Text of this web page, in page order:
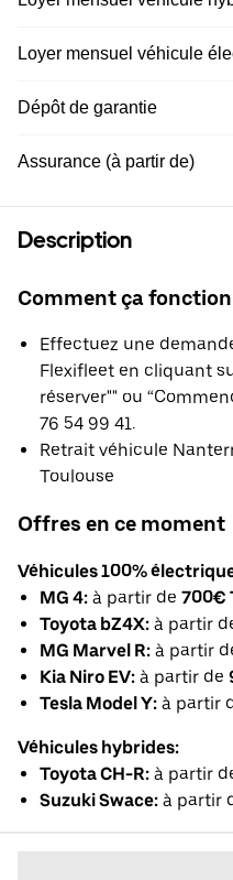
Loyer mensuel véhicule
Dépôt de garantie
Assurance (à partir de)
Description
Comment ça
Effectuez une
Flexifleet en cliquant
réserver"" ou
76 54 99 41.
Retrait véhicule
Toulouse
Offres en ce moment
Véhicules 100%
MG 4: à partir de 700€
Toyota bZ4X: à partir
MG Marvel R: à partir
Kia Niro EV: à partir de
Tesla Model Y: à partir
Véhicules hybrides:
Toyota CH-R: à partir
Suzuki Swace: à partir